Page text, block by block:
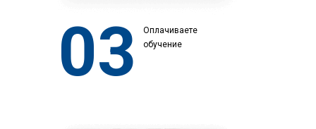
03
Оплачиваете
обучение